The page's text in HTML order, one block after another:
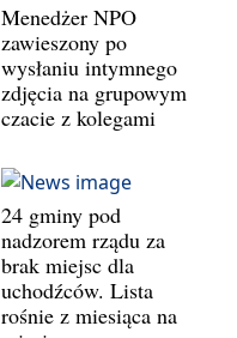
Menedżer NPO
zawieszony po
wysłaniu intymnego
zdjęcia na grupowym
czacie z kolegami
24 gminy pod
nadzorem rządu za
brak miejsc dla
uchodźców. Lista
rośnie z miesiąca na